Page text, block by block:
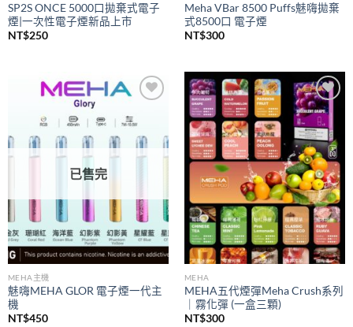
SP2S ONCE 5000口拋棄式電子
煙|一次性電子煙新品上市
NT$250
Meha VBar 8500 Puffs魅嗨拋棄
式8500口 電子煙
NT$300
wishlist
已售完
MEHA主機
魅嗨MEHA GLOR 電子煙一代主
機
NT$450
Add to
wishlist
MEHA
MEHA五代煙彈Meha Crush系列
｜霧化彈 (一盒三顆)
NT$300